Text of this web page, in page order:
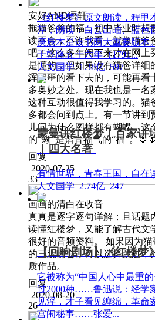
安好AND语轩
拖猫爸爸的福，初中毕业时想
读不会，不许我看，就像猫爸
吧！这么多年闲下来才在网上
是懂的，但如果没有猫爸详细
浑噩噩的看下去的，可能再看
多奥妙之处。现在我也是一名
这种互动很值得我学习的。猫
多都会问到点上。有一节讲到
儿问为什么图样都有蝴蝶，
的“蝴”是谐音福气的“福”。
回复
2020-07-25
33
画画的清白在收音
真真是逐字逐句详解；且话题
读懂红楼梦，又能了解古代文
很好的音频资料。 如果因为
的三观吻合，可以选择跳过，
质作品。
回复
2020-08-20
26
《红楼梦》原文朗读，程甲
芹，朗读：白云出岫、蓝色
庚辰本是该书两大重要版本
于乾隆五十六年（1791...
人文国学 1.38亿 597
蒙曼讲红楼梦｜百家讲
｜四大名著
有情世界，青春王国，自在
人文国学 2.74亿 247
【回响剧场】《红楼梦
它被称为“中国人心中最重
过2000种……鲁迅说：经学
见淫，才子看见缠绵，革命
宫闱秘事……张爱...